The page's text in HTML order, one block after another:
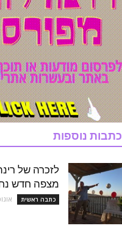
כתבות נוספות
לזכרה של
מצפה חדש
כתבה ראשית אוגוסט